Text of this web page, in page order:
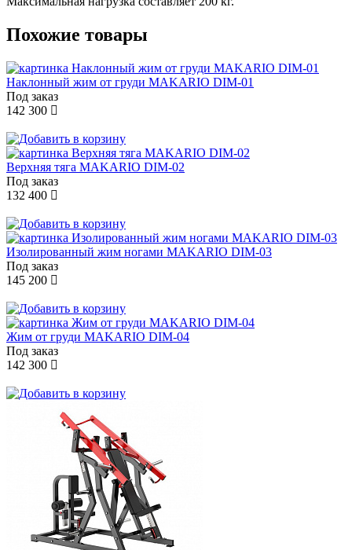
Похожие товары
Наклонный жим от груди MAKARIO DIM-01
Под заказ
142 300
Верхняя тяга MAKARIO DIM-02
Под заказ
132 400
Изолированный жим ногами MAKARIO DIM-03
Под заказ
145 200
Жим от груди MAKARIO DIM-04
Под заказ
142 300